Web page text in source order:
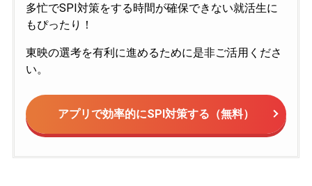
多忙でSPI対策をする時間が確保できない就活生に
もぴったり！
東映の選考を有利に進めるために是非ご活用くださ
い。
アプリで効率的にSPI対策する（無料）